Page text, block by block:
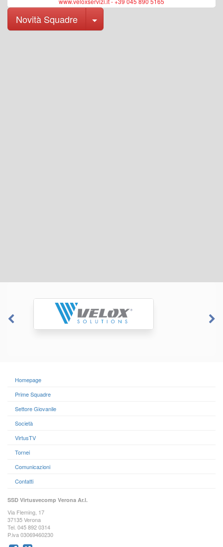
Novità Squadre Toggle Dropdown
Homepage
Prime Squadre
Settore Giovanile
Società
VirtusTV
Tornei
Comunicazioni
Contatti
SSD Virtusvecomp Verona Ar.l.
Via Fleming, 17
37135 Verona
Tel. 045 892 0314
P.iva 03069460230